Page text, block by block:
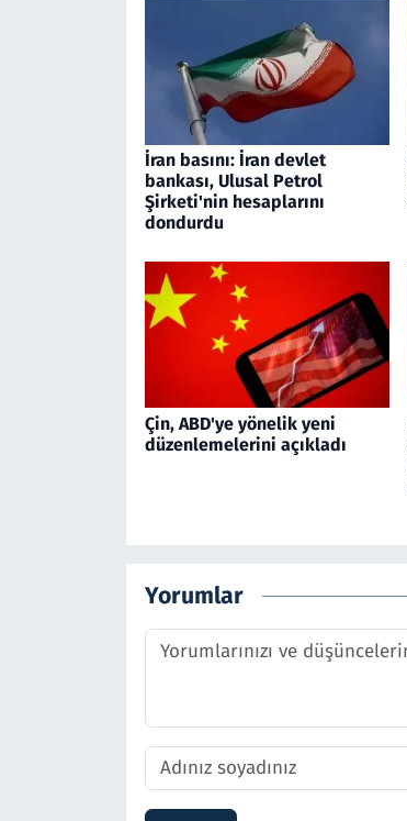
İran basını: İran devlet
bankası, Ulusal Petrol
Şirketi'nin hesaplarını
dondurdu
Çin, ABD'ye yönelik yeni
düzenlemelerini açıkladı
Yorumlar